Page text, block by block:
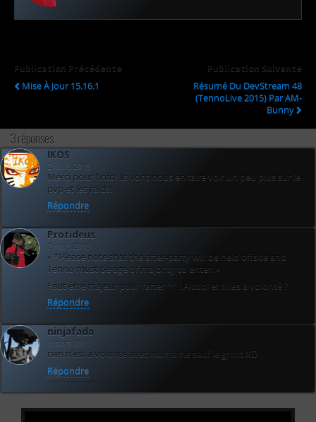
Publication Précédente
Mise À Jour 15.16.1
Publication Suivante
Résumé Du DevStream 48
(TennoLive 2015) Par AM-
Bunny
3 réponses
IKOS
2 mars 2015
Merci pour l’info! ils vont nous en faire voir un peu plus sur le
pvp et les raids!
Répondre
Protideus
2 mars 2015
« *Please note that the after-party will be held offsite and
Tenno must be age of majority to enter. »
Faut être majeur pour l’after ^^ ! Alcool et filles à volonté ?
Répondre
ninjafada
3 mars 2015
rien n’est à volonté avec warframe sauf le grind XD
Répondre